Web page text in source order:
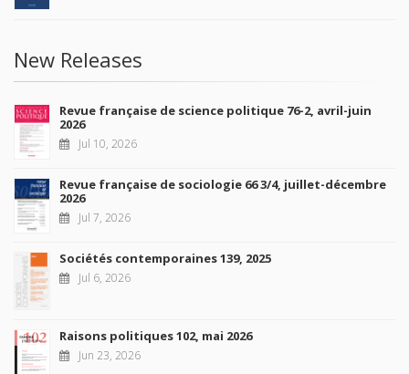
New Releases
Revue française de science politique 76-2, avril-juin
2026
Jul 10, 2026
Revue française de sociologie 66 3/4, juillet-décembre
2026
Jul 7, 2026
Sociétés contemporaines 139, 2025
Jul 6, 2026
Raisons politiques 102, mai 2026
Jun 23, 2026